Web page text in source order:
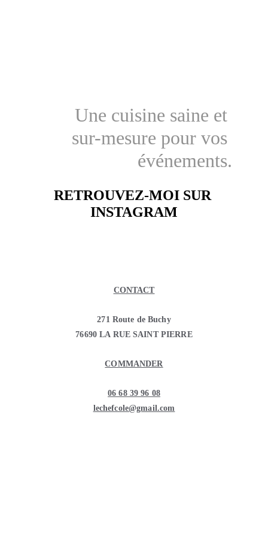
Une cuisine saine et
sur-mesure pour vos
événements.
RETROUVEZ-MOI SUR
INSTAGRAM
CONTACT
271 Route de Buchy
76690 LA RUE SAINT PIERRE
COMMANDER
06 68 39 96 08
lechefcole@gmail.com